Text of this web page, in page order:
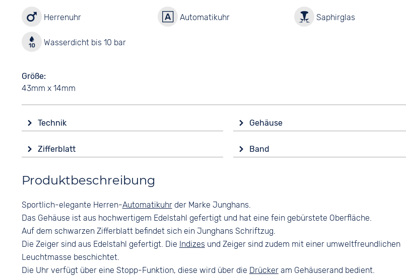
Herrenuhr Automatikuhr Saphirglas
Wasserdicht bis 10 bar
Größe
43mm x 14mm
Technik
Automatik
Stoppuhr
Wasserdicht
10 bar
Gehäuse
Saphirglas
Edelstahl
Farbe
Silber
Zifferblatt
Analog
Schwarz
Ziffern
Arabisch
Band
Glattleder
Bandschließe
Dornschließe
Produktbeschreibung
Sportlich-elegante Herren-Automatikuhrder Marke Junghans.
Das Gehäuse ist aus hochwertigem Edelstahl gefertigt und hat eine fein gebürstete Oberfläche.
Auf dem schwarzen Zifferblatt befindet sich ein Junghans Schriftzug.
Die Zeiger sind aus Edelstahl gefertigt. Die Indizes und Zeiger sind zudem mit einer umweltfreundlichen
Leuchtmasse beschichtet.
Die Uhr verfügt über eine Stopp-Funktion, diese wird über die Drückeram Gehäuserand bedient.